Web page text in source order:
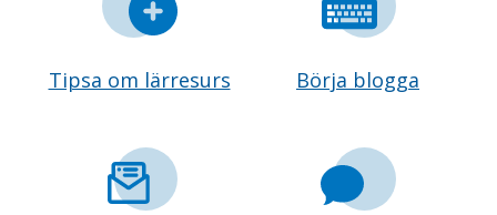
Tipsa om lärresurs Börja blogga